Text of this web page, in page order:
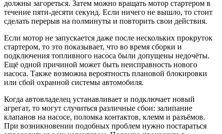
должны загореться. Затем можно вращать мотор стартером в
течение пяти-десяти секунд. Если ничего не вышло, то стоит
сделать перерыв на полминуты и повторить свои действия.
Если мотор не запускается даже после нескольких прокруток
стартером, то это показывает, что во время сборки и
подключения топливного насоса были допущены недочёты.
Ещё одной причиной может быть неисправность нового
насоса. Также возможна вероятность плановой блокировки
или сбой охранной системы автомобиля.
Когда автовладелец устанавливает и подключает новый
агрегат, то могут случиться различные сбои: залипание
клапанов на насосе, поломка контактов, клемм и разъёмов.
При возникновении подобных проблем нужно постараться